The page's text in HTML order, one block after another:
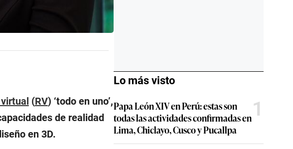
(RV) ‘todo en uno’,
de realidad
en 3D.
Lo más visto
Papa León XIV en Perú: estas son
todas las actividades confirmadas en
Lima, Chiclayo, Cusco y Pucallpa
1